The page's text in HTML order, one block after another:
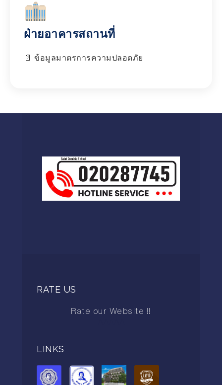
ฝ่ายอาคารสถานที่
ข้อมูลมาตรการความปลอดภัย
RATE US
Rate our Website !!
LINKS